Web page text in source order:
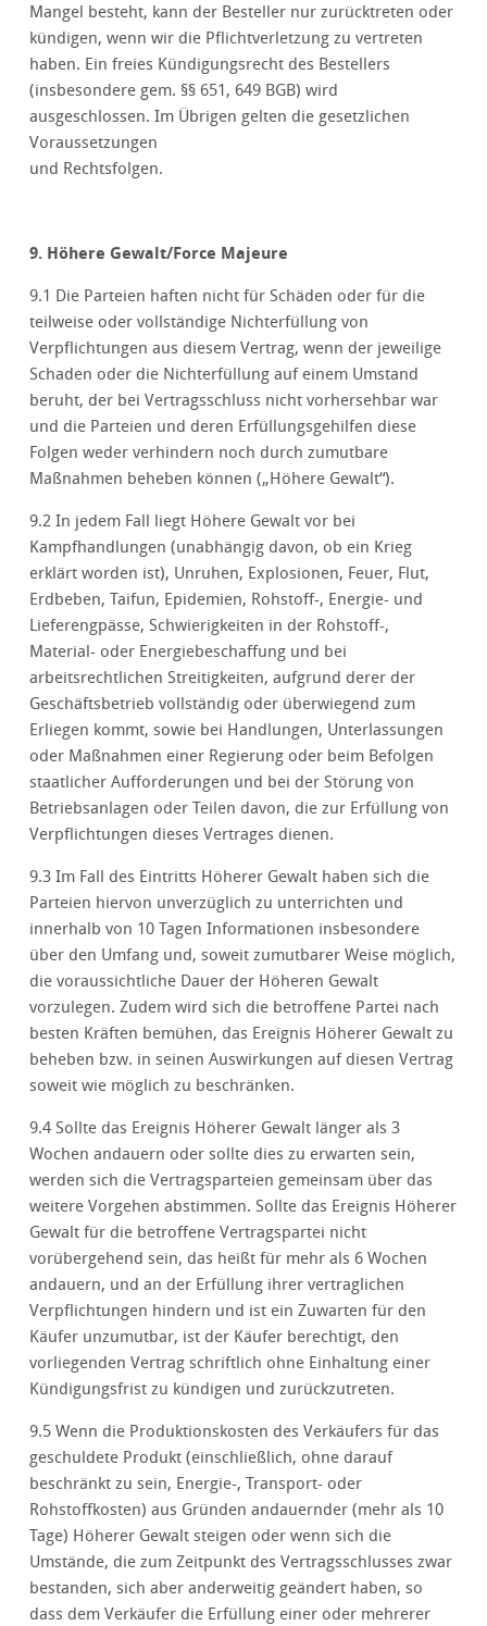
Mangel besteht, kann der Besteller nur zurücktreten oder
kündigen, wenn wir die Pflichtverletzung zu vertreten
haben. Ein freies Kündigungsrecht des Bestellers
(insbesondere gem. §§ 651, 649 BGB) wird
ausgeschlossen. Im Übrigen gelten die gesetzlichen
Voraussetzungen
und Rechtsfolgen.
9. Höhere Gewalt/Force Majeure
9.1 Die Parteien haften nicht für Schäden oder für die
teilweise oder vollständige Nichterfüllung von
Verpflichtungen aus diesem Vertrag, wenn der jeweilige
Schaden oder die Nichterfüllung auf einem Umstand
beruht, der bei Vertragsschluss nicht vorhersehbar war
und die Parteien und deren Erfüllungsgehilfen diese
Folgen weder verhindern noch durch zumutbare
Maßnahmen beheben können („Höhere Gewalt“).
9.2 In jedem Fall liegt Höhere Gewalt vor bei
Kampfhandlungen (unabhängig davon, ob ein Krieg
erklärt worden ist), Unruhen, Explosionen, Feuer, Flut,
Erdbeben, Taifun, Epidemien, Rohstoff-, Energie- und
Lieferengpässe, Schwierigkeiten in der Rohstoff-,
Material- oder Energiebeschaffung und bei
arbeitsrechtlichen Streitigkeiten, aufgrund derer der
Geschäftsbetrieb vollständig oder überwiegend zum
Erliegen kommt, sowie bei Handlungen, Unterlassungen
oder Maßnahmen einer Regierung oder beim Befolgen
staatlicher Aufforderungen und bei der Störung von
Betriebsanlagen oder Teilen davon, die zur Erfüllung von
Verpflichtungen dieses Vertrages dienen.
9.3 Im Fall des Eintritts Höherer Gewalt haben sich die
Parteien hiervon unverzüglich zu unterrichten und
innerhalb von 10 Tagen Informationen insbesondere
über den Umfang und, soweit zumutbarer Weise möglich,
die voraussichtliche Dauer der Höheren Gewalt
vorzulegen. Zudem wird sich die betroffene Partei nach
besten Kräften bemühen, das Ereignis Höherer Gewalt zu
beheben bzw. in seinen Auswirkungen auf diesen Vertrag
soweit wie möglich zu beschränken.
9.4 Sollte das Ereignis Höherer Gewalt länger als 3
Wochen andauern oder sollte dies zu erwarten sein,
werden sich die Vertragsparteien gemeinsam über das
weitere Vorgehen abstimmen. Sollte das Ereignis Höherer
Gewalt für die betroffene Vertragspartei nicht
vorübergehend sein, das heißt für mehr als 6 Wochen
andauern, und an der Erfüllung ihrer vertraglichen
Verpflichtungen hindern und ist ein Zuwarten für den
Käufer unzumutbar, ist der Käufer berechtigt, den
vorliegenden Vertrag schriftlich ohne Einhaltung einer
Kündigungsfrist zu kündigen und zurückzutreten.
9.5 Wenn die Produktionskosten des Verkäufers für das
geschuldete Produkt (einschließlich, ohne darauf
beschränkt zu sein, Energie-, Transport- oder
Rohstoffkosten) aus Gründen andauernder (mehr als 10
Tage) Höherer Gewalt steigen oder wenn sich die
Umstände, die zum Zeitpunkt des Vertragsschlusses zwar
bestanden, sich aber anderweitig geändert haben, so
dass dem Verkäufer die Erfüllung einer oder mehrerer